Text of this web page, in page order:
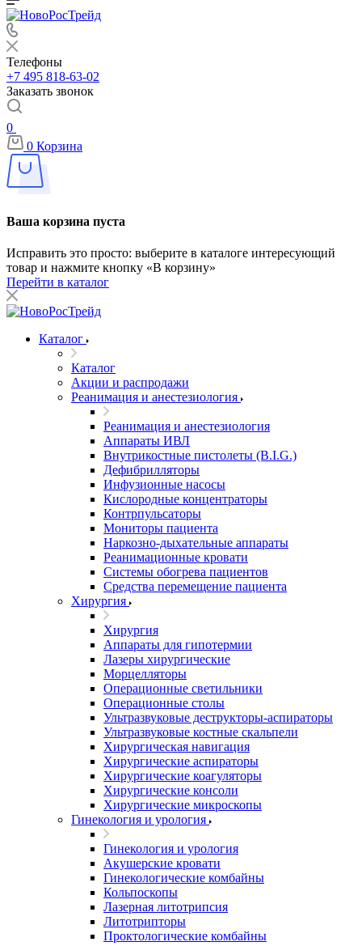
Телефоны
+7 495 818-63-02
Заказать звонок
0
0 Корзина
Ваша корзина пуста
Исправить это просто: выберите в каталоге интересующий
товар и нажмите кнопку «В корзину»
Перейти в каталог
Каталог
Каталог
Акции и распродажи
Реанимация и анестезиология
Реанимация и анестезиология
Аппараты ИВЛ
Внутрикостные пистолеты (B.I.G.)
Дефибрилляторы
Инфузионные насосы
Кислородные концентраторы
Контрпульсаторы
Мониторы пациента
Наркозно-дыхательные аппараты
Реанимационные кровати
Системы обогрева пациентов
Средства перемещение пациента
Хирургия
Хирургия
Аппараты для гипотермии
Лазеры хирургические
Морцелляторы
Операционные светильники
Операционные столы
Ультразвуковые деструкторы-аспираторы
Ультразвуковые костные скальпели
Хирургическая навигация
Хирургические аспираторы
Хирургические коагуляторы
Хирургические консоли
Хирургические микроскопы
Гинекология и урология
Гинекология и урология
Акушерские кровати
Гинекологические комбайны
Кольпоскопы
Лазерная литотрипсия
Литотрипторы
Проктологические комбайны